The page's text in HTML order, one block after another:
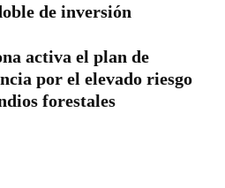
de inversión
activa el plan de
por el elevado riesgo
forestales